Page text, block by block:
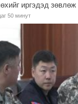
иргэдэд
50 минут